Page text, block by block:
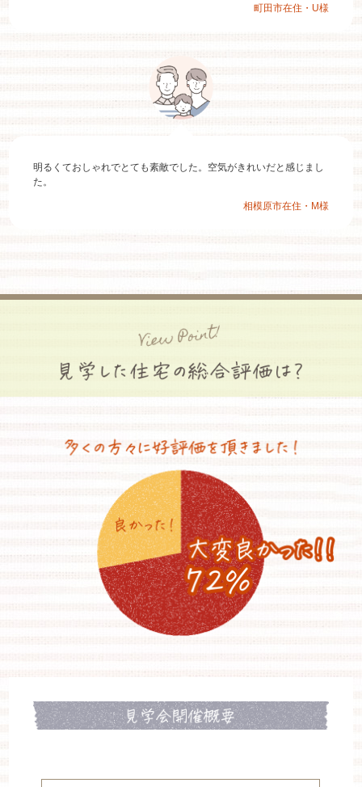
町田市在住・U様
明るくておしゃれでとても素敵でした。空気がきれいだと感じまし
た。
相模原市在住・M様